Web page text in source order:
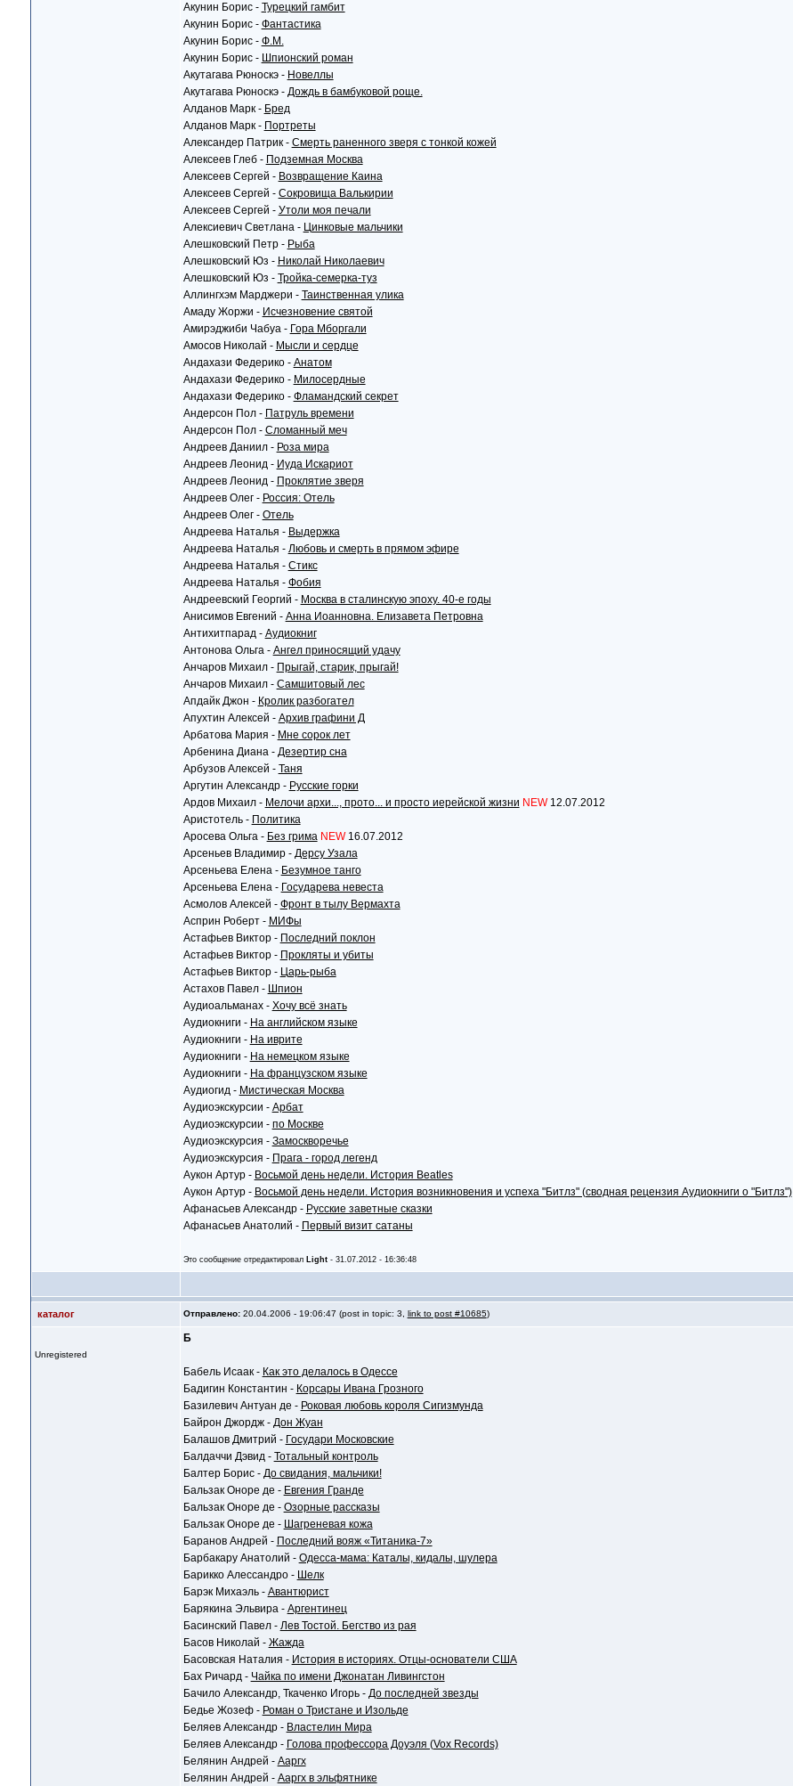
Акунин Борис - Турецкий гамбит
Акунин Борис - Фантастика
Акунин Борис - Ф.М.
Акунин Борис - Шпионский роман
Акутагава Рюноскэ - Новеллы
Акутагава Рюноскэ - Дождь в бамбуковой роще.
Алданов Марк - Бред
Алданов Марк - Портреты
Александер Патрик - Смерть раненного зверя с тонкой кожей
Алексеев Глеб - Подземная Москва
Алексеев Сергей - Возвращение Каина
Алексеев Сергей - Сокровища Валькирии
Алексеев Сергей - Утоли моя печали
Алексиевич Светлана - Цинковые мальчики
Алешковский Петр - Рыба
Алешковский Юз - Николай Николаевич
Алешковский Юз - Тройка-семерка-туз
Аллингхэм Марджери - Таинственная улика
Амаду Жоржи - Исчезновение святой
Амирэджиби Чабуа - Гора Мборгали
Амосов Николай - Мысли и сердце
Андахази Федерико - Анатом
Андахази Федерико - Милосердные
Андахази Федерико - Фламандский секрет
Андерсон Пол - Патруль времени
Андерсон Пол - Сломанный меч
Андреев Даниил - Роза мира
Андреев Леонид - Иуда Искариот
Андреев Леонид - Проклятие зверя
Андреев Олег - Россия: Отель
Андреев Олег - Отель
Андреева Наталья - Выдержка
Андреева Наталья - Любовь и смерть в прямом эфире
Андреева Наталья - Стикс
Андреева Наталья - Фобия
Андреевский Георгий - Москва в сталинскую эпоху. 40-е годы
Анисимов Евгений - Анна Иоанновна. Елизавета Петровна
Антихитпарад - Аудиокниг
Антонова Ольга - Ангел приносящий удачу
Анчаров Михаил - Прыгай, старик, прыгай!
Анчаров Михаил - Самшитовый лес
Апдайк Джон - Кролик разбогател
Апухтин Алексей - Архив графини Д
Арбатова Мария - Мне сорок лет
Арбенина Диана - Дезертир сна
Арбузов Алексей - Таня
Аргутин Александр - Русские горки
Ардов Михаил - Мелочи архи..., прото... и просто иерейской жизни NEW12.07.2012
Аристотель - Политика
Аросева Ольга - Без грима NEW16.07.2012
Арсеньев Владимир - Дерсу Узала
Арсеньева Елена - Безумное танго
Арсеньева Елена - Государева невеста
Асмолов Алексей - Фронт в тылу Вермахта
Асприн Роберт - МИФы
Астафьев Виктор - Последний поклон
Астафьев Виктор - Прокляты и убиты
Астафьев Виктор - Царь-рыба
Астахов Павел - Шпион
Аудиоальманах - Хочу всё знать
Аудиокниги - На английском языке
Аудиокниги - На иврите
Аудиокниги - На немецком языке
Аудиокниги - На французском языке
Аудиогид - Мистическая Москва
Аудиоэкскурсии - Арбат
Аудиоэкскурсии - по Москве
Аудиоэкскурсия - Замоскворечье
Аудиоэкскурсия - Прага - город легенд
Аукон Артур - Восьмой день недели. История Beatles
Аукон Артур - Восьмой день недели. История возникновения и успеха "Битлз" (сводная рецензия Аудиокниги о "Битлз")
Афанасьев Александр - Русские заветные сказки
Афанасьев Анатолий - Первый визит сатаны
Это сообщение отредактировал Light- 31.07.2012 - 16:36:48
каталог Отправлено: 20.04.2006 - 19:06:47 (post in topic: 3, link to post #10685)
Unregistered
Б
Бабель Исаак - Как это делалось в Одессе
Бадигин Константин - Корсары Ивана Грозного
Базилевич Антуан де - Роковая любовь короля Сигизмунда
Байрон Джордж - Дон Жуан
Балашов Дмитрий - Государи Московские
Балдаччи Дэвид - Тотальный контроль
Балтер Борис - До свидания, мальчики!
Бальзак Оноре де - Евгения Гранде
Бальзак Оноре де - Озорные рассказы
Бальзак Оноре де - Шагреневая кожа
Баранов Андрей - Последний вояж «Титаника-7»
Барбакару Анатолий - Одесса-мама: Каталы, кидалы, шулера
Барикко Алессандро - Шелк
Барэк Михаэль - Авантюрист
Барякина Эльвира - Аргентинец
Басинский Павел - Лев Тостой. Бегство из рая
Басов Николай - Жажда
Басовская Наталия - История в историях. Отцы-основатели США
Бах Ричард - Чайка по имени Джонатан Ливингстон
Бачило Александр, Ткаченко Игорь - До последней звезды
Бедье Жозеф - Роман о Тристане и Изольде
Беляев Александр - Властелин Мира
Беляев Александр - Голова профессора Доуэля (Vox Records)
Белянин Андрей - Ааргх
Белянин Андрей - Ааргх в эльфятнике